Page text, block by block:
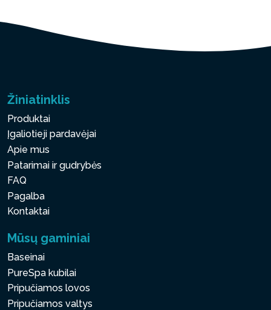
Žiniatinklis
Produktai
Įgaliotieji pardavėjai
Apie mus
Patarimai ir gudrybės
FAQ
Pagalba
Kontaktai
Mūsų gaminiai
Baseinai
PureSpa kubilai
Pripučiamos lovos
Pripučiamos valtys